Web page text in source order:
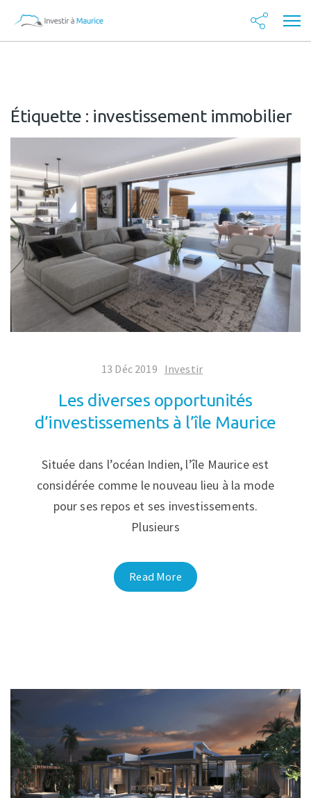
Étiquette : investissement immobilier
13 Déc 2019 Investir
Les diverses opportunités
d’investissements à l’île Maurice
Située dans l’océan Indien, l’île Maurice est
considérée comme le nouveau lieu à la mode
pour ses repos et ses investissements.
Plusieurs
Read More